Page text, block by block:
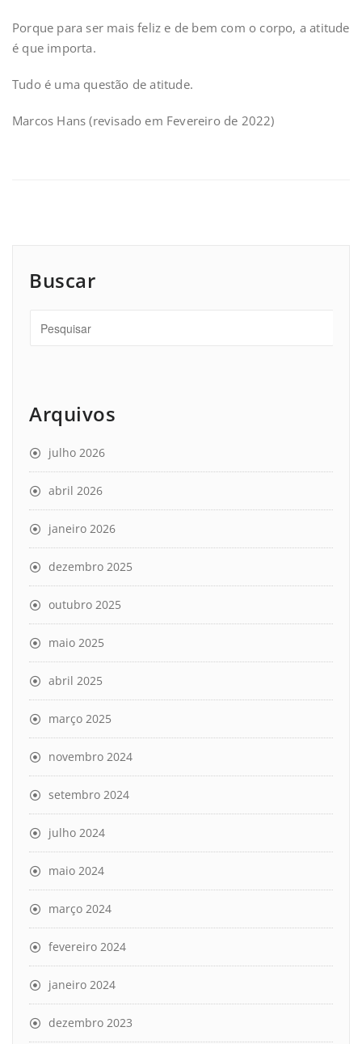
Porque para ser mais feliz e de bem com o corpo, a atitude
é que importa.
Tudo é uma questão de atitude.
Marcos Hans (revisado em Fevereiro de 2022)
Buscar
Arquivos
julho 2026
abril 2026
janeiro 2026
dezembro 2025
outubro 2025
maio 2025
abril 2025
março 2025
novembro 2024
setembro 2024
julho 2024
maio 2024
março 2024
fevereiro 2024
janeiro 2024
dezembro 2023